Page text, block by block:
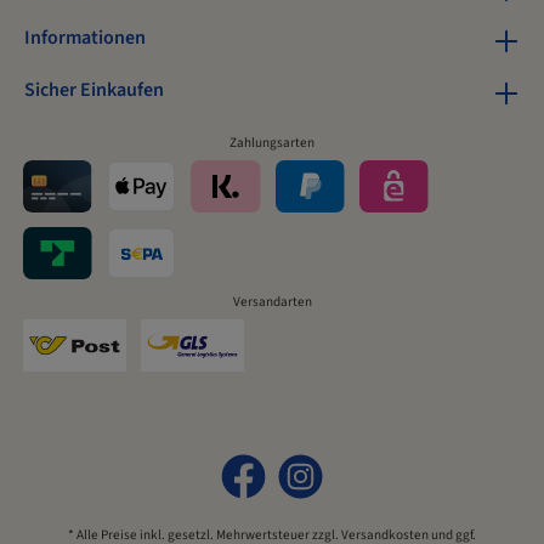
Informationen
Sicher Einkaufen
Zahlungsarten
Versandarten
* Alle Preise inkl. gesetzl. Mehrwertsteuer zzgl. Versandkosten und ggf.